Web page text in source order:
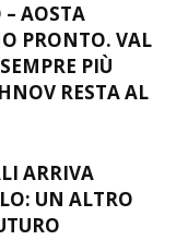
– AOSTA
PRONTO. VAL
PIÙ
RESTA AL
ARRIVA
UN ALTRO